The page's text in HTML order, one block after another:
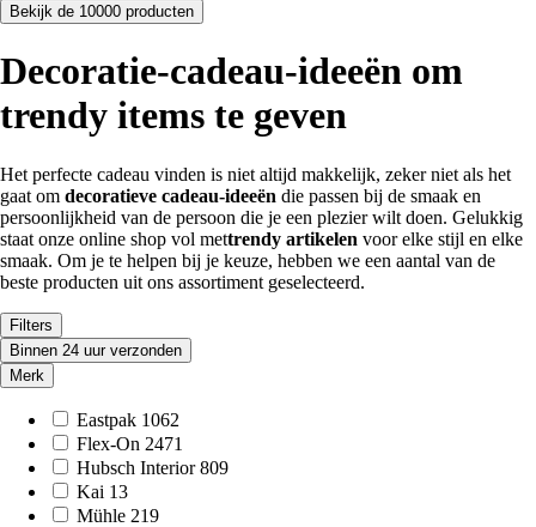
Bekijk de 10000 producten
Decoratie-cadeau-ideeën om
trendy items te geven
Het perfecte cadeau vinden is niet altijd makkelijk, zeker niet als het
gaat om decoratieve cadeau-ideeën die passen bij de smaak en
persoonlijkheid van de persoon die je een plezier wilt doen. Gelukkig
staat onze online shop vol mettrendy artikelen voor elke stijl en elke
smaak. Om je te helpen bij je keuze, hebben we een aantal van de
beste producten uit ons assortiment geselecteerd.
Filters
Binnen 24 uur verzonden
Merk
Eastpak 1062
Flex-On 2471
Hubsch Interior 809
Kai 13
Mühle 219